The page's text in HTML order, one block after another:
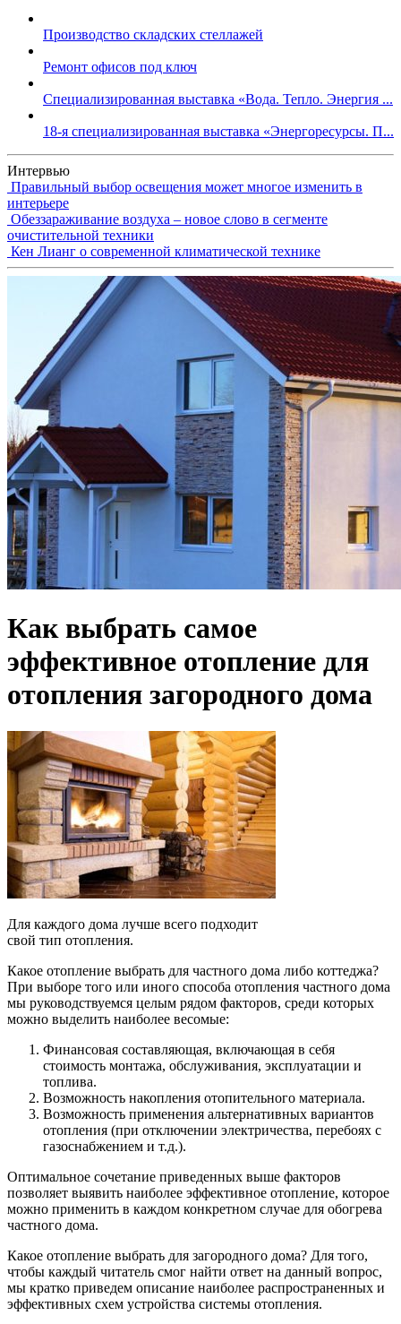
Производство складских стеллажей
Ремонт офисов под ключ
Специализированная выставка «Вода. Тепло. Энергия ...
18-я специализированная выставка «Энергоресурсы. П...
Интервью
Правильный выбор освещения может многое изменить в
интерьере
Обеззараживание воздуха – новое слово в сегменте
очистительной техники
Кен Лианг о современной климатической технике
Как выбрать самое
эффективное отопление для
отопления загородного дома
Для каждого дома лучше всего подходит
свой тип отопления.
Какое отопление выбрать для частного дома либо коттеджа?
При выборе того или иного способа отопления частного дома
мы руководствуемся целым рядом факторов, среди которых
можно выделить наиболее весомые:
Финансовая составляющая, включающая в себя
стоимость монтажа, обслуживания, эксплуатации и
топлива.
Возможность накопления отопительного материала.
Возможность применения альтернативных вариантов
отопления (при отключении электричества, перебоях с
газоснабжением и т.д.).
Оптимальное сочетание приведенных выше факторов
позволяет выявить наиболее эффективное отопление, которое
можно применить в каждом конкретном случае для обогрева
частного дома.
Какое отопление выбрать для загородного дома? Для того,
чтобы каждый читатель смог найти ответ на данный вопрос,
мы кратко приведем описание наиболее распространенных и
эффективных схем устройства системы отопления.